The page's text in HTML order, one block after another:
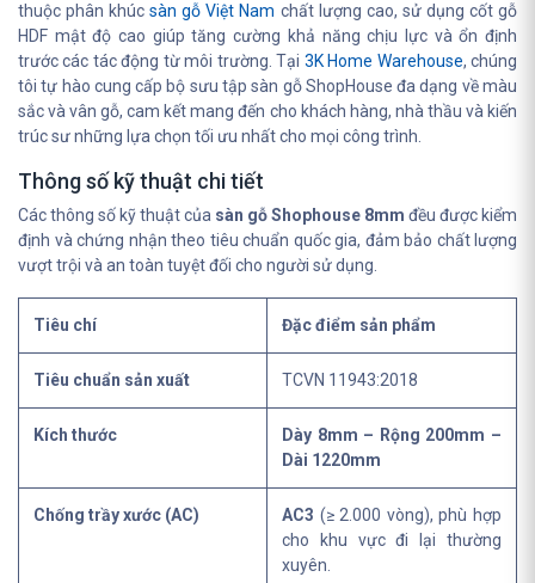
thuộc phân khúcsàn gỗ Việt Nam chất lượng cao, sử dụng cốt gỗ
HDF mật độ cao giúp tăng cường khả năng chịu lực và ổn định
trước các tác động từ môi trường. Tại 3K Home Warehouse, chúng
tôi tự hào cung cấp bộ sưu tập sàn gỗ ShopHouse đa dạng về màu
sắc và vân gỗ, cam kết mang đến cho khách hàng, nhà thầu và kiến
trúc sư những lựa chọn tối ưu nhất cho mọi công trình.
Thông số kỹ thuật chi tiết
Các thông số kỹ thuật của sàn gỗ Shophouse 8mm đều được kiểm
định và chứng nhận theo tiêu chuẩn quốc gia, đảm bảo chất lượng
vượt trội và an toàn tuyệt đối cho người sử dụng.
Tiêu chí Đặc điểm sản phẩm
Tiêu chuẩn sản xuất TCVN 11943:2018
Kích thước
Dày 8mm – Rộng 200mm –
Dài 1220mm
Chống trầy xước (AC) AC3 (≥ 2.000 vòng), phù hợp
cho khu vực đi lại thường
xuyên.